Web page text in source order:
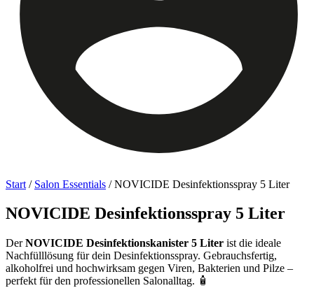
Start / Salon Essentials / NOVICIDE Desinfektionsspray 5 Liter
NOVICIDE Desinfektionsspray 5 Liter
DerNOVICIDE Desinfektionskanister 5 Liter ist die ideale
Nachfülllösung für dein Desinfektionsspray. Gebrauchsfertig,
alkoholfrei und hochwirksam gegen Viren, Bakterien und Pilze –
perfekt für den professionellen Salonalltag. 🧴